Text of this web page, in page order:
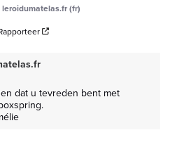
leroidumatelas.fr (fr)